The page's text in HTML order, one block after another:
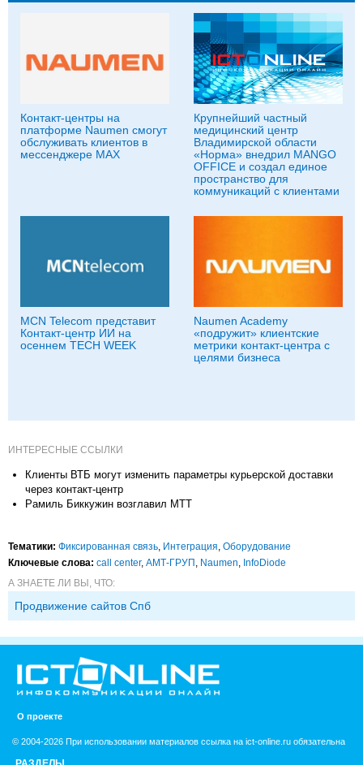
Контакт-центры на
платформе Naumen смогут
обслуживать клиентов в
мессенджере MAX
Крупнейший частный
медицинский центр
Владимирской области
«Норма» внедрил MANGO
OFFICE и создал единое
пространство для
коммуникаций с клиентами
MCN Telecom представит
Контакт-центр ИИ на
осеннем TECH WEEK
Naumen Academy
«подружит» клиентские
метрики контакт-центра с
целями бизнеса
ИНТЕРЕСНЫЕ ССЫЛКИ
Клиенты ВТБ могут изменить параметры курьерской доставки
через контакт-центр
Рамиль Биккужин возглавил МТТ
Тематики: Фиксированная связь Интеграция Оборудование
Ключевые слова: call center, АМТ-ГРУП Naumen InfoDiode
А ЗНАЕТЕ ЛИ ВЫ, ЧТО:
Продвижение сайтов Спб
О проекте
© 2004-2026 При использовании материалов ссылка на ict-online.ru обязательна